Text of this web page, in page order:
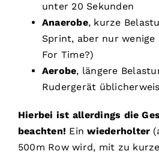
unter 20 Sekunden
Anaerobe, kurze
Sprint, aber nur wenige
For Time?)
Aerobe, längere
Rudergerät
Hierbei ist allerdings die
beachten! Einwiederholter
500m Row wird, mit zu